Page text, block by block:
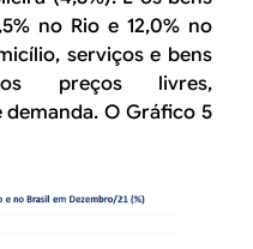
no Rio e 12,0% no
serviços e bens
preços livres,
O Gráfico 5